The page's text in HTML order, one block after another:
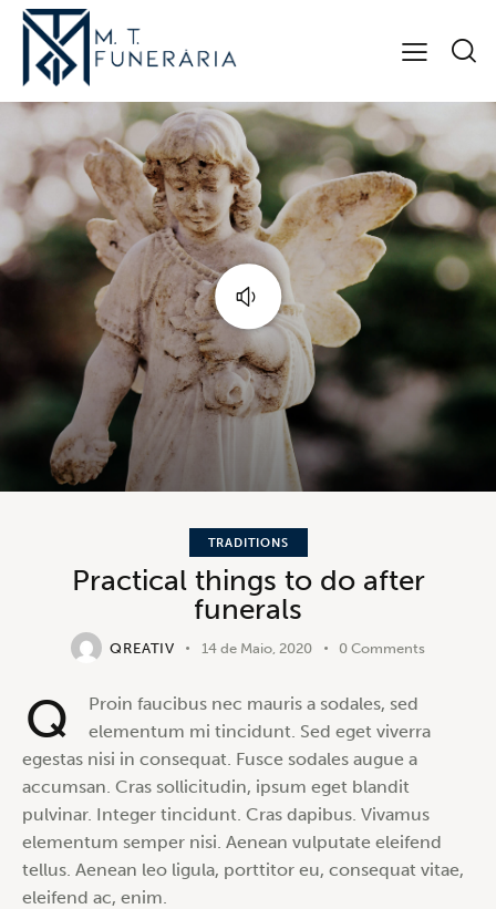
00:00
TRADITIONS
Practical things to do after
funerals
QREATIV 14 de Maio, 2020 0 Comments
Q
Proin faucibus nec mauris a sodales, sed
elementum mi tincidunt. Sed eget viverra
egestas nisi in consequat. Fusce sodales augue a
accumsan. Cras sollicitudin, ipsum eget blandit
pulvinar. Integer tincidunt. Cras dapibus. Vivamus
elementum semper nisi. Aenean vulputate eleifend
tellus. Aenean leo ligula, porttitor eu, consequat vitae,
eleifend ac, enim.